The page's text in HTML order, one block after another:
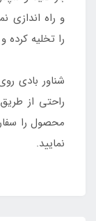
و راه اندازی
را تخلیه کرده
راحتی از
محصول را
نمایید.